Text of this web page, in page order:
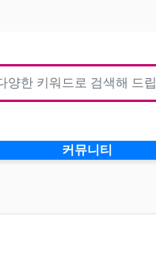
커뮤니티